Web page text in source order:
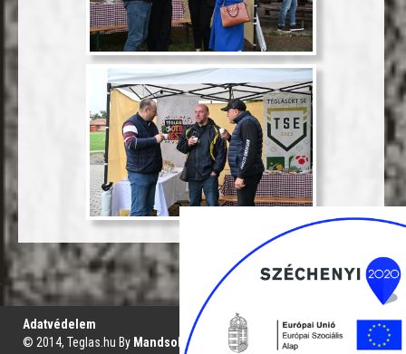
';
Adatvédelem
© 2014, Teglas.hu By Mandsol.com